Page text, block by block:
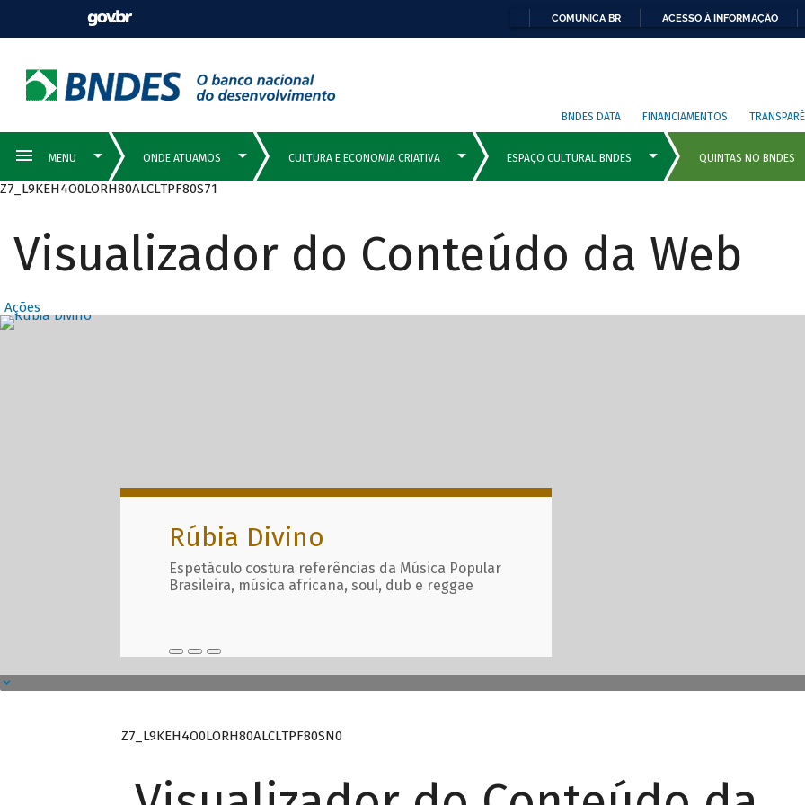
COMUNICA BR ACESSO À INFORMAÇÃO
BNDES DATA FINANCIAMENTOS
Z7_L9KEH4O0LORH80ALCLTPF80S71
Visualizador do Conteúdo da Web
Ações
Destaques Principais com
Rúbia Divino
Espetáculo costura referências da Música Popular
Brasileira, música africana, soul, dub e reggae
Z7_L9KEH4O0LORH80ALCLTPF80SN0